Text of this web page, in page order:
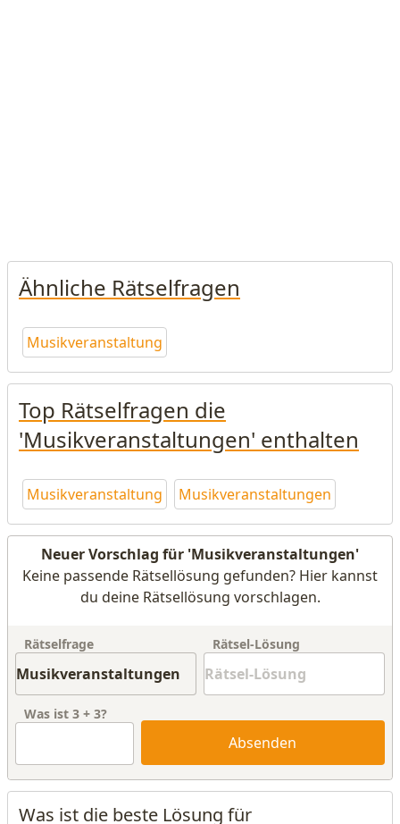
Ähnliche Rätselfragen
Musikveranstaltung
Top Rätselfragen die
'Musikveranstaltungen' enthalten
Musikveranstaltung Musikveranstaltungen
Neuer Vorschlag für 'Musikveranstaltungen'
Keine passende Rätsellösung gefunden? Hier kannst
du deine Rätsellösung vorschlagen.
Rätselfrage Rätsel-Lösung
Was ist 3 + 3?
Absenden
Was ist die beste Lösung für